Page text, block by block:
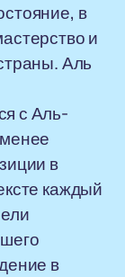
в
и
Аль
с Аль-
в
каждый
в